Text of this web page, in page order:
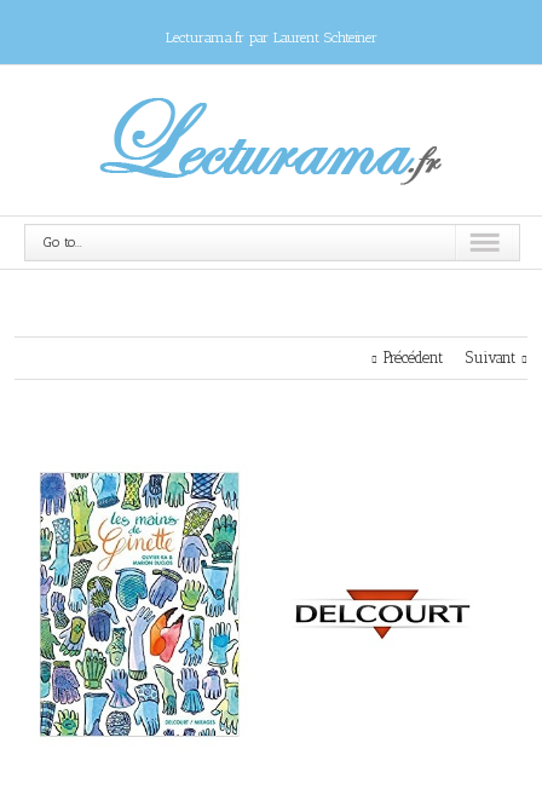
Lecturama.fr par Laurent Schteiner
Go to...
Précédent Suivant